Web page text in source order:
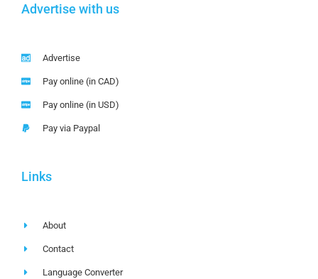
Advertise with us
Advertise
Pay online (in CAD)
Pay online (in USD)
Pay via Paypal
Links
About
Contact
Language Converter